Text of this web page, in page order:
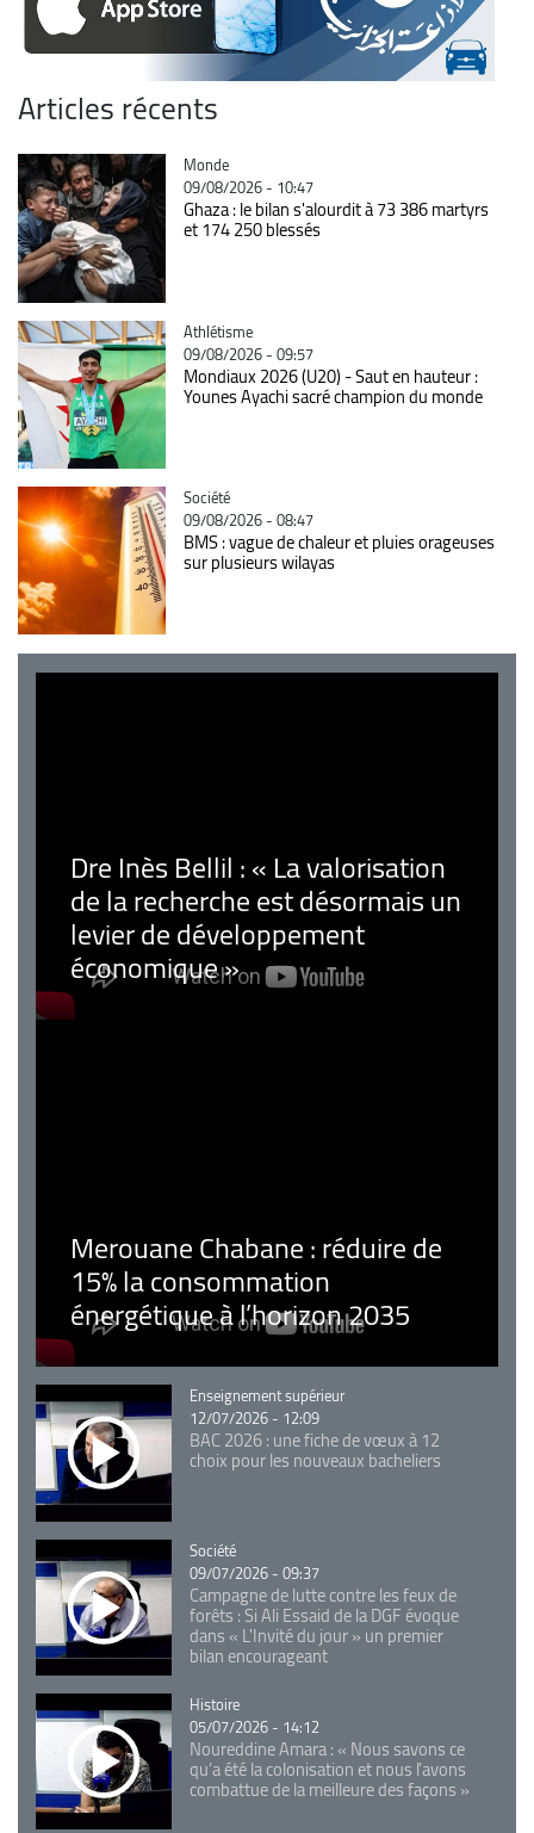
Articles récents
Catégorie
Monde
09/08/2026 - 10:47
Ghaza : le bilan s'alourdit à 73 386 martyrs
et 174 250 blessés
Catégorie
Athlétisme
09/08/2026 - 09:57
Mondiaux 2026 (U20) - Saut en hauteur :
Younes Ayachi sacré champion du monde
Catégorie
Société
09/08/2026 - 08:47
BMS : vague de chaleur et pluies orageuses
sur plusieurs wilayas
Dre Inès Bellil : « La valorisation
de la recherche est désormais un
levier de développement
économique »
Merouane Chabane : réduire de
15% la consommation
énergétique à l’horizon 2035
Catégorie
Enseignement supérieur
12/07/2026 - 12:09
BAC 2026 : une fiche de vœux à 12
choix pour les nouveaux bacheliers
Catégorie
Société
09/07/2026 - 09:37
Campagne de lutte contre les feux de
forêts : Si Ali Essaid de la DGF évoque
dans « L'Invité du jour » un premier
bilan encourageant
Catégorie
Histoire
05/07/2026 - 14:12
Noureddine Amara : « Nous savons ce
qu’a été la colonisation et nous l’avons
combattue de la meilleure des façons »